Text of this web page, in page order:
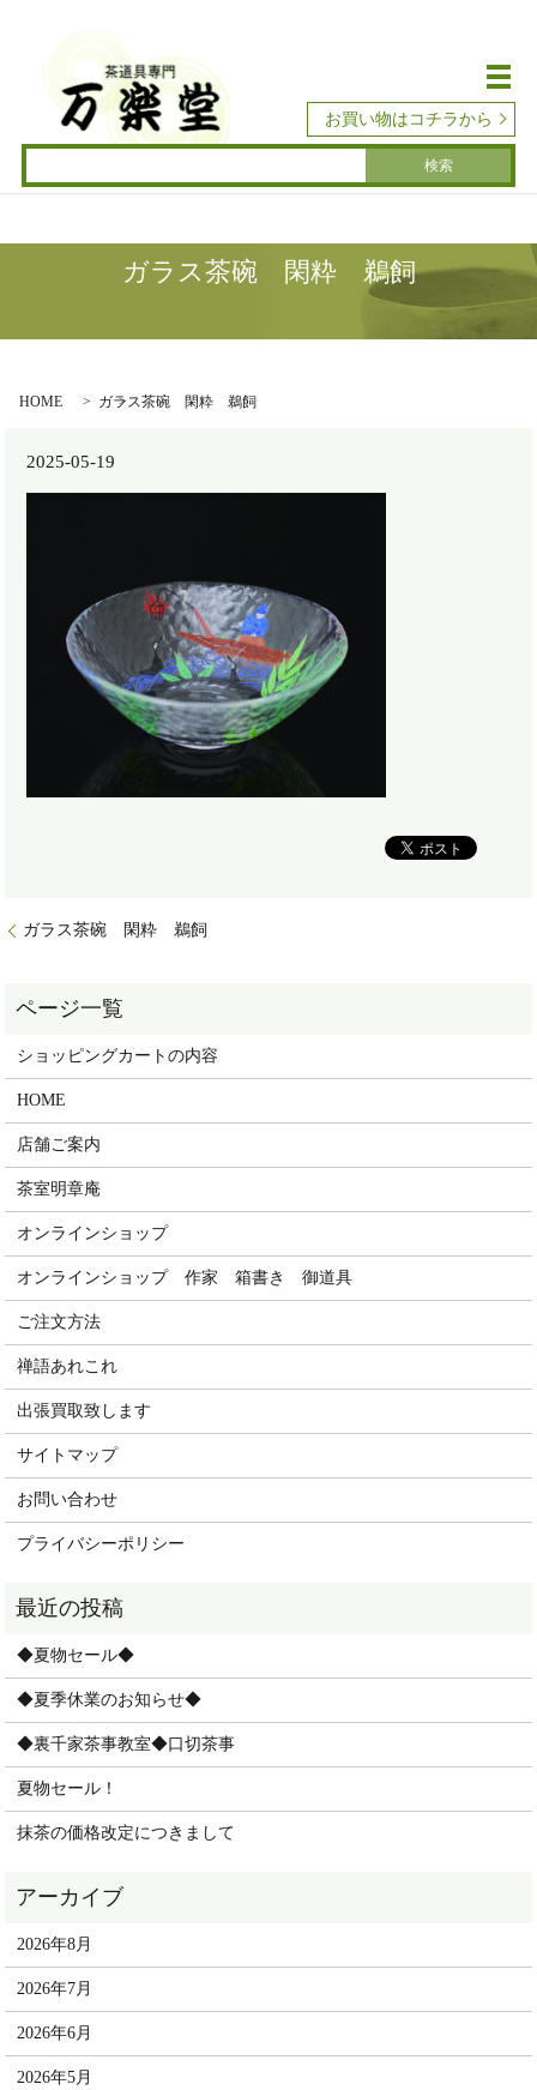
メ
お買い物はコチラから
ガラス茶碗 閑粋 鵜飼
HOME ガラス茶碗 閑粋 鵜飼
2025-05-19
ガラス茶碗 閑粋 鵜飼
ショッピングカートの内容
HOME
店舗ご案内
茶室明章庵
オンラインショップ
オンラインショップ 作家 箱書き 御道具
ご注文方法
禅語あれこれ
出張買取致します
サイトマップ
お問い合わせ
プライバシーポリシー
◆夏物セール◆
◆夏季休業のお知らせ◆
◆裏千家茶事教室◆口切茶事
夏物セール！
抹茶の価格改定につきまして
2026年8月
2026年7月
2026年6月
2026年5月